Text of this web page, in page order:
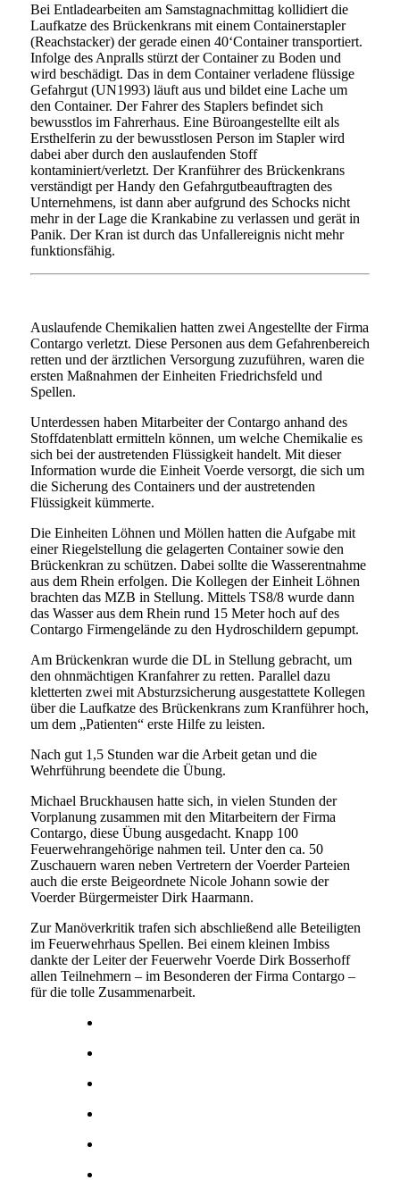
Bei Entladearbeiten am Samstagnachmittag kollidiert die
Laufkatze des Brückenkrans mit einem Containerstapler
(Reachstacker) der gerade einen 40‘Container transportiert.
Infolge des Anpralls stürzt der Container zu Boden und
wird beschädigt. Das in dem Container verladene flüssige
Gefahrgut (UN1993) läuft aus und bildet eine Lache um
den Container. Der Fahrer des Staplers befindet sich
bewusstlos im Fahrerhaus. Eine Büroangestellte eilt als
Ersthelferin zu der bewusstlosen Person im Stapler wird
dabei aber durch den auslaufenden Stoff
kontaminiert/verletzt. Der Kranführer des Brückenkrans
verständigt per Handy den Gefahrgutbeauftragten des
Unternehmens, ist dann aber aufgrund des Schocks nicht
mehr in der Lage die Krankabine zu verlassen und gerät in
Panik. Der Kran ist durch das Unfallereignis nicht mehr
funktionsfähig.
Auslaufende Chemikalien hatten zwei Angestellte der Firma
Contargo verletzt. Diese Personen aus dem Gefahrenbereich
retten und der ärztlichen Versorgung zuzuführen, waren die
ersten Maßnahmen der Einheiten Friedrichsfeld und
Spellen.
Unterdessen haben Mitarbeiter der Contargo anhand des
Stoffdatenblatt ermitteln können, um welche Chemikalie es
sich bei der austretenden Flüssigkeit handelt. Mit dieser
Information wurde die Einheit Voerde versorgt, die sich um
die Sicherung des Containers und der austretenden
Flüssigkeit kümmerte.
Die Einheiten Löhnen und Möllen hatten die Aufgabe mit
einer Riegelstellung die gelagerten Container sowie den
Brückenkran zu schützen. Dabei sollte die Wasserentnahme
aus dem Rhein erfolgen. Die Kollegen der Einheit Löhnen
brachten das MZB in Stellung. Mittels TS8/8 wurde dann
das Wasser aus dem Rhein rund 15 Meter hoch auf des
Contargo Firmengelände zu den Hydroschildern gepumpt.
Am Brückenkran wurde die DL in Stellung gebracht, um
den ohnmächtigen Kranfahrer zu retten. Parallel dazu
kletterten zwei mit Absturzsicherung ausgestattete Kollegen
über die Laufkatze des Brückenkrans zum Kranführer hoch,
um dem „Patienten“ erste Hilfe zu leisten.
Nach gut 1,5 Stunden war die Arbeit getan und die
Wehrführung beendete die Übung.
Michael Bruckhausen hatte sich, in vielen Stunden der
Vorplanung zusammen mit den Mitarbeitern der Firma
Contargo, diese Übung ausgedacht. Knapp 100
Feuerwehrangehörige nahmen teil. Unter den ca. 50
Zuschauern waren neben Vertretern der Voerder Parteien
auch die erste Beigeordnete Nicole Johann sowie der
Voerder Bürgermeister Dirk Haarmann.
Zur Manöverkritik trafen sich abschließend alle Beteiligten
im Feuerwehrhaus Spellen. Bei einem kleinen Imbiss
dankte der Leiter der Feuerwehr Voerde Dirk Bosserhoff
allen Teilnehmern – im Besonderen der Firma Contargo –
für die tolle Zusammenarbeit.